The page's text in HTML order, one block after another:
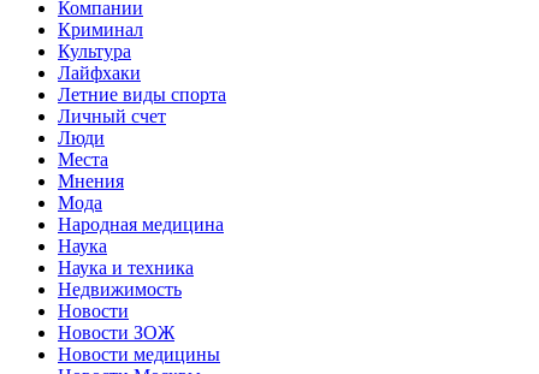
Компании
Криминал
Культура
Лайфхаки
Летние виды спорта
Личный счет
Люди
Места
Мнения
Мода
Народная медицина
Наука
Наука и техника
Недвижимость
Новости
Новости ЗОЖ
Новости медицины